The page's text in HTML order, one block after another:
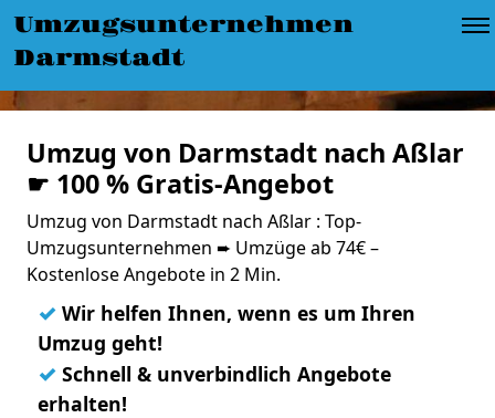
Umzugsunternehmen
Darmstadt
Umzug von Darmstadt nach Aßlar
☛ 100 % Gratis-Angebot
Umzug von Darmstadt nach Aßlar : Top-
Umzugsunternehmen ➨ Umzüge ab 74€ –
Kostenlose Angebote in 2 Min.
✓ Wir helfen Ihnen, wenn es um Ihren
Umzug geht!
✓ Schnell & unverbindlich Angebote
erhalten!